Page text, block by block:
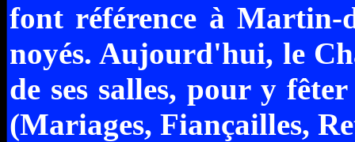
font référence à Martin-
noyés. Aujourd'hui, le
de ses salles, pour y
(Mariages, Fiançailles,